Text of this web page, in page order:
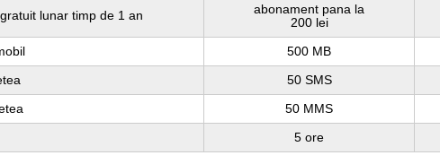
gratuit lunar timp de 1 an
abonament pana la
200 lei
500 MB
50 SMS
50 MMS
5 ore